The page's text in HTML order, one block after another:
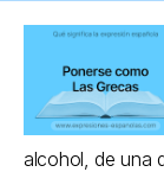
alcohol, de una